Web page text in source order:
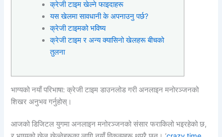
क्रेजी टाइम खेल्ने फाइदाहरू
यस खेलमा सावधानी के अपनाउनु पर्छ?
क्रेजी टाइमको भविष्य
क्रेजी टाइम र अन्य क्यासिनो खेलहरू बीचको
तुलना
भाग्यको नयाँ परिभाषा: क्रेजी टाइम डाउनलोड गरी अनलाइन मनोरञ्जनको
शिखर अनुभव गर्नुहोस्।
आजको डिजिटल युगमा अनलाइन मनोरञ्जनको संसार फराकिलो भइरहेको छ,